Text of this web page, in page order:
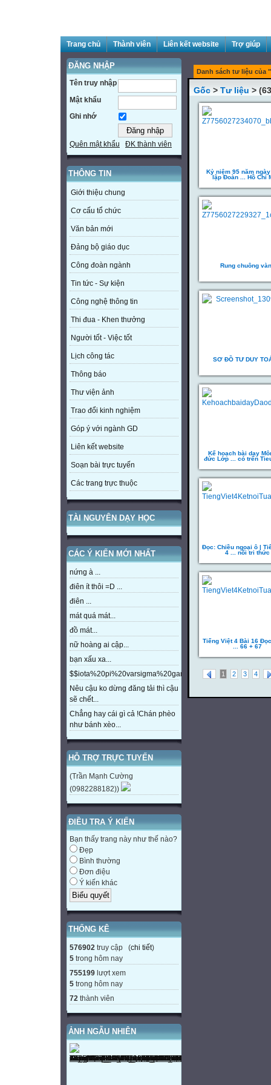
Trang chủ Thành viên Liên kết website Trợ giúp
ĐĂNG NHẬP
Tên truy nhập
Mật khẩu
Ghi nhớ
Quên mật khẩu ĐK thành viên
THÔNG TIN
Giới thiệu chung
Cơ cấu tổ chức
Văn bản mới
Đảng bộ giáo dục
Công đoàn ngành
Tin tức - Sự kiện
Công nghệ thông tin
Thi đua - Khen thưởng
Người tốt - Việc tốt
Lịch công tác
Thông báo
Thư viện ảnh
Trao đổi kinh nghiệm
Góp ý với ngành GD
Liên kết website
Soạn bài trực tuyến
Các trang trực thuộc
TÀI NGUYÊN DẠY HỌC
CÁC Ý KIẾN MỚI NHẤT
nứng à ...
điên ít thôi =D ...
điên ...
mát quá mát...
đồ mát...
nữ hoàng ai cập...
bạn xấu xa...
Nêu cậu ko dừng đăng tải thì cậu
sẽ chết...
Chẳng hay cái gì cả !Chán phèo
như bánh xèo...
HỖ TRỢ TRỰC TUYẾN
(Trần Mạnh Cường
(0982288182))
ĐIỀU TRA Ý KIẾN
Bạn thấy trang này như thế nào?
Đẹp
Bình thường
Đơn điệu
Ý kiến khác
THỐNG KÊ
576902 truy cập (chi tiết)
5 trong hôm nay
755199 lượt xem
5 trong hôm nay
72 thành viên
ẢNH NGẪU NHIÊN
Danh sách tư liệu của
Gốc > Tư liệu >
Kỷ niệm 95 năm
lập Đoàn ... Hồ Chí
Rung chuông
SƠ ĐỒ TƯ DUY
Kế hoạch bài dạy
đức Lớp ... có trên
Đọc: Chiều ngoại ô |
4 ... nối tri thức
Tiếng Việt 4 Bài 16
... 66 + 67
1 2 3 4